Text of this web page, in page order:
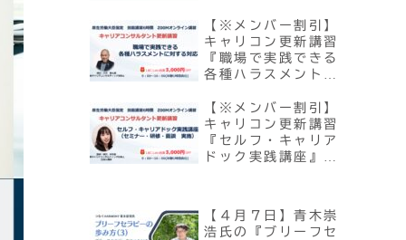
ミナー
【※メンバー割引】
キャリコン更新講習
『職場で実践できる
各種ハラスメントに
【10/3・12/5開
催】
【※メンバー割引】
キャリコン更新講習
『セルフ・キャリア
ドック実践講座』
【４月７日】青木崇
浩氏の『ブリーフセ